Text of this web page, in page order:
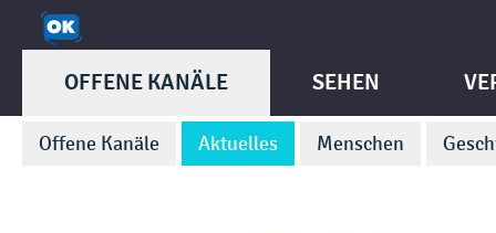
OFFENE KANÄLE
Offene Kanäle Aktuelles Menschen
SEHEN